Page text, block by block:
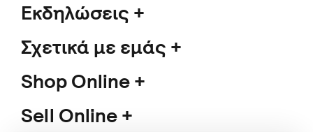
Εκδηλώσεις
Σχετικά με εμάς
Shop Online
Sell Online